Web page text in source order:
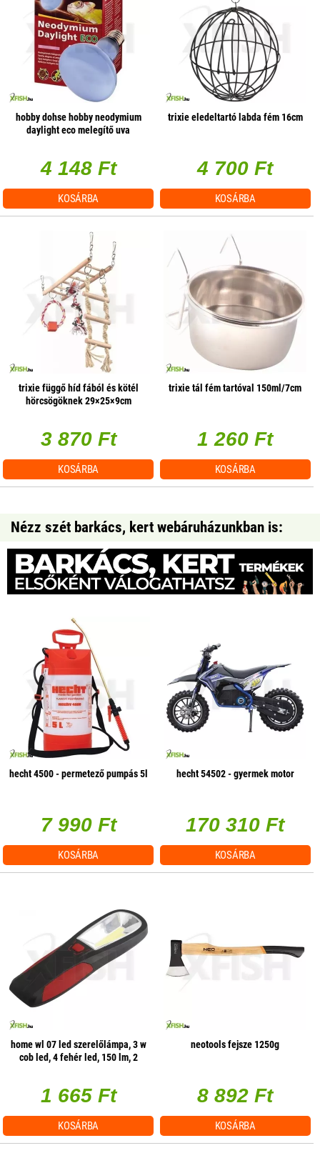
hobby dohse hobby neodymium
daylight eco melegítő uva
4 148 Ft
KOSÁRBA
trixie eledeltartó labda fém 16cm
4 700 Ft
KOSÁRBA
trixie függő híd fából és kötél
hörcsögöknek 29×25×9cm
3 870 Ft
KOSÁRBA
trixie tál fém tartóval 150ml/7cm
1 260 Ft
KOSÁRBA
Nézz szét barkács, kert webáruházunkban is:
hecht 4500 - permetező pumpás 5l
7 990 Ft
KOSÁRBA
hecht 54502 - gyermek motor
170 310 Ft
KOSÁRBA
home wl 07 led szerelőlámpa, 3 w
cob led, 4 fehér led, 150 lm, 2
1 665 Ft
KOSÁRBA
neotools fejsze 1250g
8 892 Ft
KOSÁRBA